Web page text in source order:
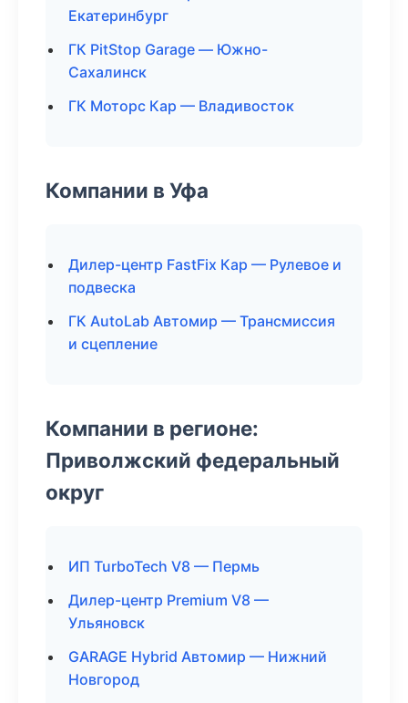
Екатеринбург
ГК PitStop Garage — Южно-
Сахалинск
ГК Моторс Кар — Владивосток
Компании в Уфа
Дилер-центр FastFix Кар — Рулевое и
подвеска
ГК AutoLab Автомир — Трансмиссия
и сцепление
Компании в регионе:
Приволжский федеральный
округ
ИП TurboTech V8 — Пермь
Дилер-центр Premium V8 —
Ульяновск
GARAGE Hybrid Автомир — Нижний
Новгород